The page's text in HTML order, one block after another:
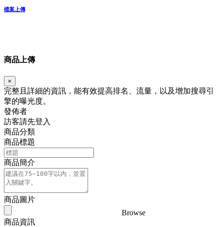
檔案上傳
商品上傳
×
完整且詳細的資訊，能有效提高排名、流量，以及增加搜尋引
擎的曝光度。
發佈者
訪客請先登入
商品分類
商品標題
商品簡介
商品圖片
Browse
商品資訊